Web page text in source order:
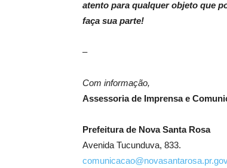
atento para qualquer objeto que
faça sua parte!
–
Com informação,
Assessoria de Imprensa e
Prefeitura de Nova Santa Rosa
Avenida Tucunduva, 833.